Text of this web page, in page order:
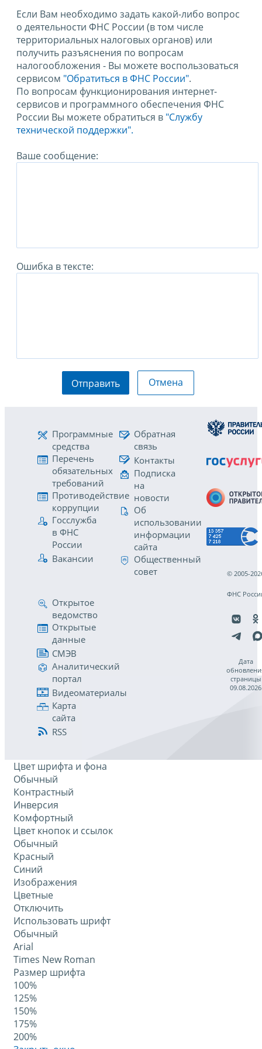
Если Вам необходимо задать какой-либо вопрос
о деятельности ФНС России (в том числе
территориальных налоговых органов) или
получить разъяснения по вопросам
налогообложения - Вы можете воспользоваться
сервисом "Обратиться в ФНС России".
По вопросам функционирования интернет-
сервисов и программного обеспечения ФНС
России Вы можете обратиться в "Службу
технической поддержки".
Ваше сообщение:
Ошибка в тексте:
Отправить Отмена
Программные
средства
Перечень
обязательных
требований
Противодействие
коррупции
Госслужба
в ФНС
России
Вакансии
Обратная
связь
Контакты
Подписка
на
новости
Об
использовании
информации
сайта
Общественный
совет
Открытое
ведомство
Открытые
данные
СМЭВ
Аналитический
портал
Видеоматериалы
Карта
сайта
RSS
© 2005-
ФНС
Дата
страницы
09.08.2026
Цвет шрифта и фона
Обычный
Контрастный
Инверсия
Комфортный
Цвет кнопок и ссылок
Обычный
Красный
Синий
Изображения
Цветные
Отключить
Использовать шрифт
Обычный
Arial
Times New Roman
Размер шрифта
100%
125%
150%
175%
200%